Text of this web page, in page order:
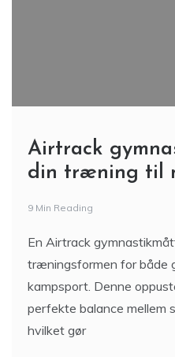
Airtrack
din træning til
9 Min Reading
En Airtrack
træningsformen for både
kampsport. Denne
perfekte balance mellem
hvilket gør